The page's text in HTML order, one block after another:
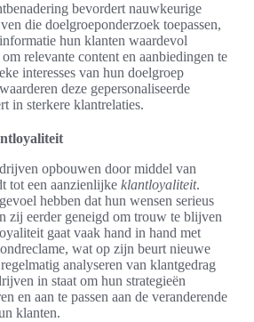
bevordert nauwkeurige
die doelgroeponderzoek toepassen,
hun klanten waardevol
relevante content en aanbiedingen te
interesses van hun doelgroep
deze gepersonaliseerde
in sterkere klantrelaties.
opbouwen door middel van
tot een aanzienlijke klantloyaliteit.
hebben dat hun wensen serieus
zij eerder geneigd om trouw te blijven
gaat vaak hand in hand met
wat op zijn beurt nieuwe
analyseren van klantgedrag
in staat om hun strategieën
en aan te passen aan de veranderende
klanten.